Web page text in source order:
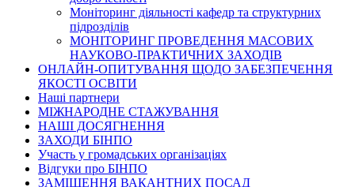
Моніторинг діяльності кафедр та структурних
підрозділів
МОНІТОРИНГ ПРОВЕДЕННЯ МАСОВИХ
НАУКОВО-ПРАКТИЧНИХ ЗАХОДІВ
ОНЛАЙН-ОПИТУВАННЯ ЩОДО ЗАБЕЗПЕЧЕННЯ
ЯКОСТІ ОСВІТИ
Наші партнери
МІЖНАРОДНЕ СТАЖУВАННЯ
НАШІ ДОСЯГНЕННЯ
ЗАХОДИ БІНПО
Участь у громадських організаціях
Відгуки про БІНПО
ЗАМІЩЕННЯ ВАКАНТНИХ ПОСАД